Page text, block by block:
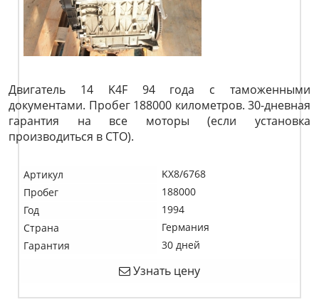
Двигатель 14 K4F 94 года с таможенными
документами. Пробег 188000 километров. 30-дневная
гарантия на все моторы (если установка
производиться в СТО).
Артикул
KX8/6768
Пробег
188000
Год
1994
Страна
Германия
Гарантия
30 дней
Узнать цену